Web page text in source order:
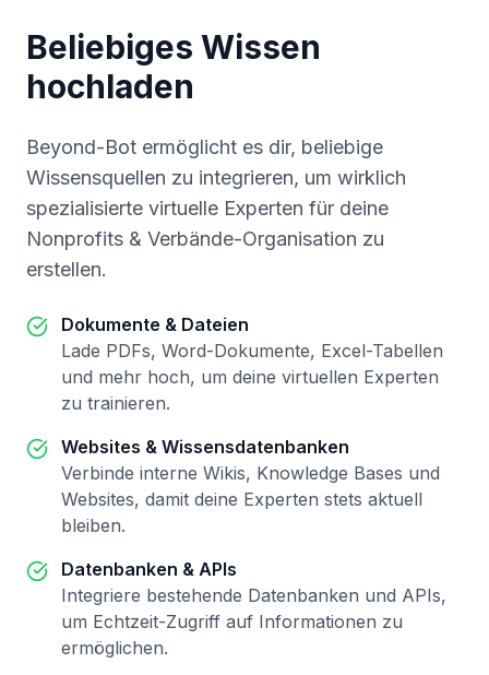
Beliebiges Wissen
hochladen
Beyond-Bot ermöglicht es dir, beliebige
Wissensquellen zu integrieren, um wirklich
spezialisierte virtuelle Experten für deine
Nonprofits & Verbände-Organisation zu
erstellen.
Dokumente & Dateien
Lade PDFs, Word-Dokumente, Excel-Tabellen
und mehr hoch, um deine virtuellen Experten
zu trainieren.
Websites & Wissensdatenbanken
Verbinde interne Wikis, Knowledge Bases und
Websites, damit deine Experten stets aktuell
bleiben.
Datenbanken & APIs
Integriere bestehende Datenbanken und APIs,
um Echtzeit-Zugriff auf Informationen zu
ermöglichen.